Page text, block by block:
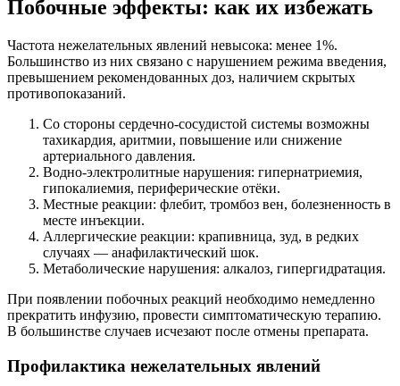
Побочные эффекты: как их избежать
Частота нежелательных явлений невысока: менее 1%.
Большинство из них связано с нарушением режима введения,
превышением рекомендованных доз, наличием скрытых
противопоказаний.
Со стороны сердечно-сосудистой системы возможны
тахикардия, аритмии, повышение или снижение
артериального давления.
Водно-электролитные нарушения: гипернатриемия,
гипокалиемия, периферические отёки.
Местные реакции: флебит, тромбоз вен, болезненность в
месте инъекции.
Аллергические реакции: крапивница, зуд, в редких
случаях — анафилактический шок.
Метаболические нарушения: алкалоз, гипергидратация.
При появлении побочных реакций необходимо немедленно
прекратить инфузию, провести симптоматическую терапию.
В большинстве случаев исчезают после отмены препарата.
Профилактика нежелательных явлений